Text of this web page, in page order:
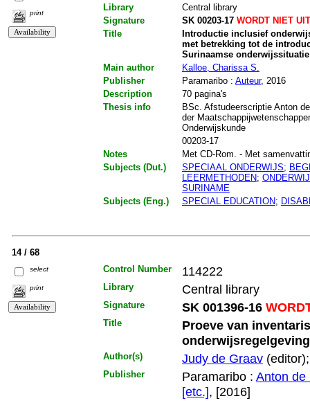
print
Library
Central library
Signature
SK 00203-17WORDT NIET
Title
Introductie inclusief
met betrekking tot de
Surinaamse onderwijssituatie
Main author
Kalloe, Charissa S.
Publisher
Paramaribo : Auteur, 2016
Description
70 pagina's
Thesis info
BSc. Afstudeerscriptie Anton
der
Onderwijskunde
00203-17
Notes
Met CD-Rom. - Met
Subjects (Dut.)
SPECIAAL ONDERWIJS;
LEERMETHODEN;
SURINAME
Subjects (Eng.)
SPECIAL EDUCATION;
14 / 68
select
print
Control Number 114222
Library Central library
Signature SK 001396-16
Title
Proeve van
onderwijsregelgeving
Author(s) Judy de Graav
Publisher Paramaribo : Anton de
[etc.], [2016]